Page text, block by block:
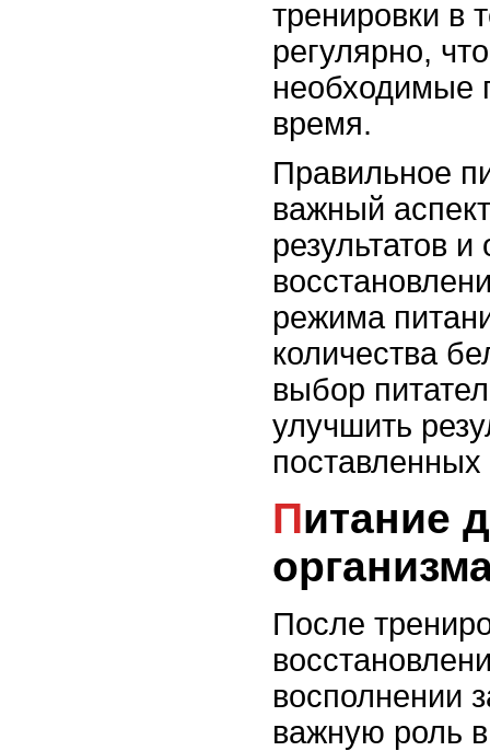
тренировки в
регулярно,
необходимые
время.
Правильное
важный
результатов
режима
количества
выбор
улучшить
Питание для восстановления
После
восполнении
важную роль